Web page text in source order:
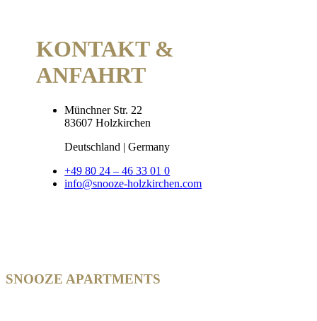
KONTAKT &
ANFAHRT
Münchner Str. 22
83607 Holzkirchen
Deutschland | Germany
+49 80 24 – 46 33 01 0
info@snooze-holzkirchen.com
SNOOZE APARTMENTS